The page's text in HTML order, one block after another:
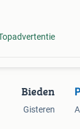
Bieden
Gisteren